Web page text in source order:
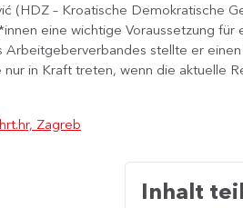
(HDZ – Kroatische Demokratische
eine wichtige Voraussetzung
Arbeitgeberverbandes​ stellte er
nur in Kraft treten, wenn die aktuelle
Zagreb
Inhalt